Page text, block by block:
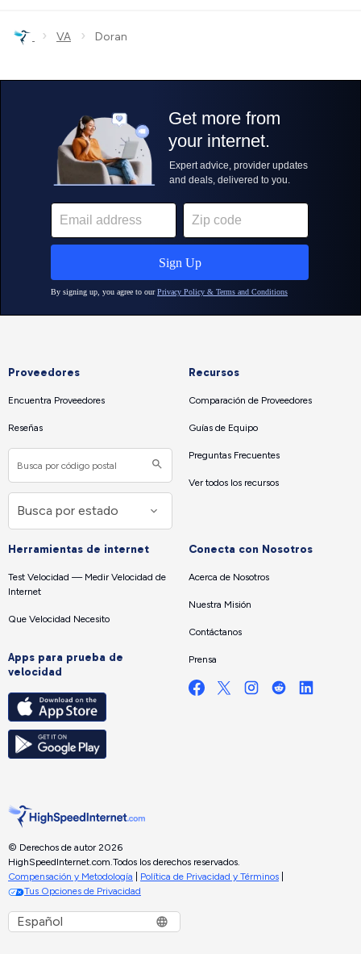
› VA › Doran
Proveedores
Encuentra Proveedores
Reseñas
Recursos
Comparación de Proveedores
Guías de Equipo
Preguntas Frecuentes
Ver todos los recursos
Herramientas de internet
Test Velocidad — Medir Velocidad de
Internet
Que Velocidad Necesito
Apps para prueba de
velocidad
Conecta con Nosotros
Acerca de Nosotros
Nuestra Misión
Contáctanos
Prensa
© Derechos de autor 2026
HighSpeedInternet.com. Todos los derechos reservados.
Compensación y Metodología
Política de Privacidad y Términos
Tus Opciones de Privacidad